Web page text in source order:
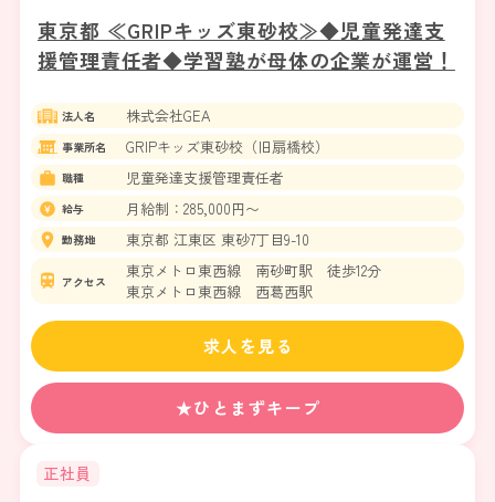
東京都 ≪GRIPキッズ東砂校≫◆児童発達支
援管理責任者◆学習塾が母体の企業が運営！
法人名 株式会社GEA
事業所名 GRIPキッズ東砂校（旧扇橋校）
職種 児童発達支援管理責任者
給与 月給制：285,000円〜
勤務地 東京都 江東区 東砂7丁目9-10
アクセス
東京メトロ東西線 南砂町駅 徒歩12分
東京メトロ東西線 西葛西駅
★ひとまずキープ
求人を見る
正社員